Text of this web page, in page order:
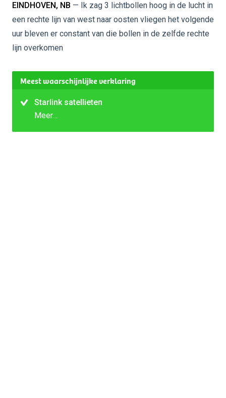
EINDHOVEN, NB — Ik zag 3 lichtbollen hoog in de lucht in
een rechte lijn van west naar oosten vliegen het volgende
uur bleven er constant van die bollen in de zelfde rechte
lijn overkomen
Meest waarschijnlijke verklaring
Starlink satellieten
Meer…